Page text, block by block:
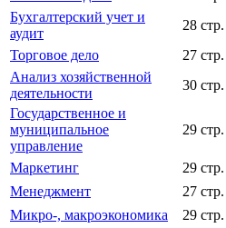
Бухгалтерский учет и
аудит
28 стр.
Торговое дело
27 стр.
Анализ хозяйственной
деятельности
30 стр.
Государственное и
муниципальное
управление
29 стр.
Маркетинг 29 стр.
Менеджмент
27 стр.
Микро-, макроэкономика
29 стр.